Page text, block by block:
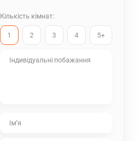
Кількість кімнат:
1 2 3 4 5+